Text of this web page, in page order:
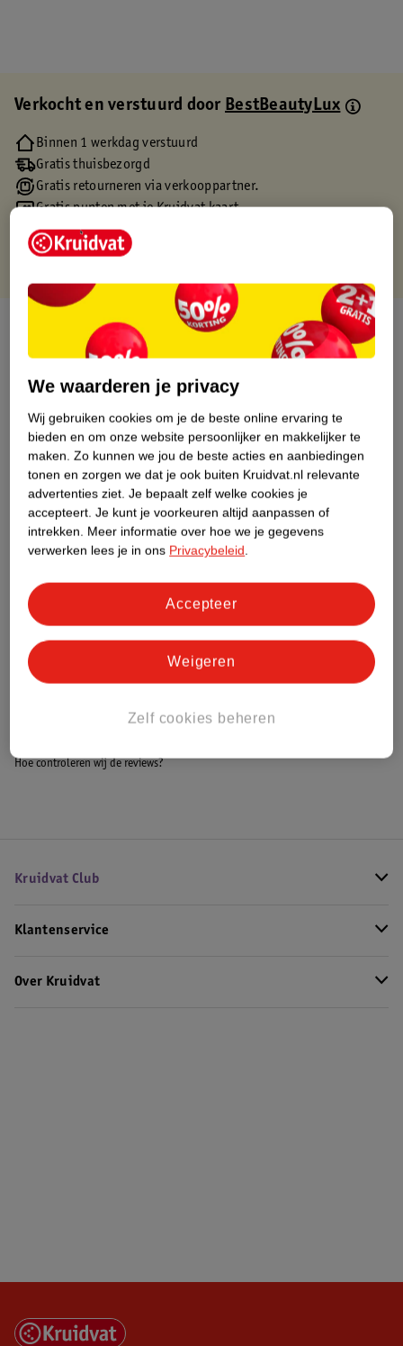
Verkocht en verstuurd doorBestBeautyLux
Binnen 1 werkdag verstuurd
Gratis thuisbezorgd
Gratis retourneren via verkooppartner.
Gratis punten met je Kruidvat kaart
Over dit product
Etiketinformatie
Nature Impact Score
Dit product heeft (nog) geen Nature
Impact Score.
Meer informatie
Bestel & Bezorginformatie
Bekijk ook
Hermesetas Alle Damesparfum
Hoe controleren wij de reviews?
Kruidvat Club
Klantenservice
Over Kruidvat
We waarderen je privacy
Wij gebruiken cookies om je de beste online ervaring te
bieden en om onze website persoonlijker en makkelijker te
maken. Zo kunnen we jou de beste acties en aanbiedingen
tonen en zorgen we dat je ook buiten Kruidvat.nl relevante
advertenties ziet. Je bepaalt zelf welke cookies je
accepteert. Je kunt je voorkeuren altijd aanpassen of
intrekken. Meer informatie over hoe we je gegevens
verwerken lees je in ons Privacybeleid.
Zelf cookies beheren
Weigeren
Accepteer